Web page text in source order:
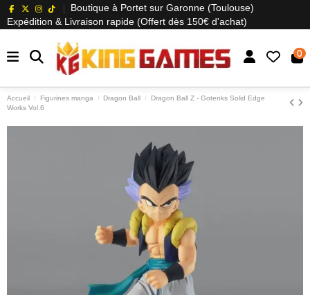
Boutique à Portet sur Garonne (Toulouse)
Expédition & Livraison rapide (Offert dès 150€ d'achat)
0
Accueil Figurines manga Dragon Ball
Dragon Ball Z - Gotenks Solid Edge
Works Vol.6